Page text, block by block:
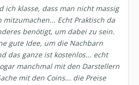
ich klasse, dass man nicht massig
mitzumachen... Echt Praktisch da
benötigt, um dabei zu sein.
gute Idee, um die Nachbarn
das ganze ist kostenlos... echt
manchmal mit den Darstellern
mit den Coins... die Preise